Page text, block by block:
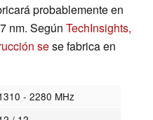
probablemente en
nm. Según TechInsights,
sese fabrica en
- 2280 MHz